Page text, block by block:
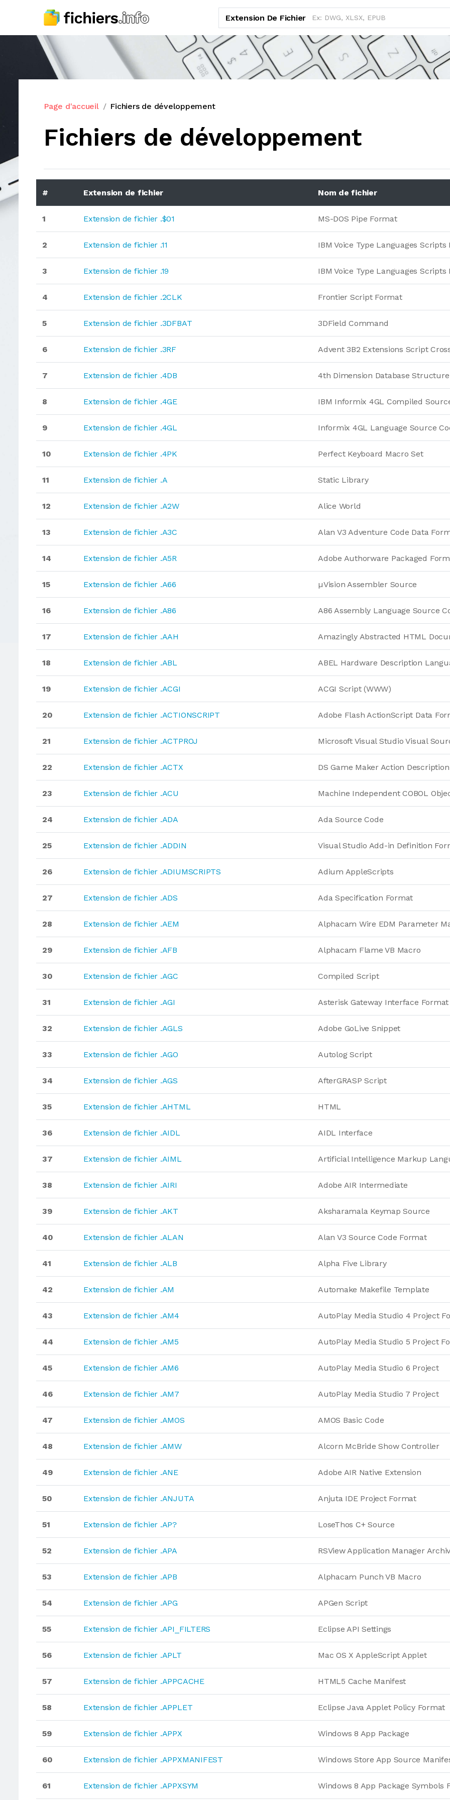
Extension De Fichier
Page d'accueil Fichiers de développement
Fichiers de développement
# Extension de fichier Nom de fichier
1 Extension de fichier .$01 MS-DOS Pipe Format
2 Extension de fichier .11 IBM Voice Type Languages Scripts
3 Extension de fichier .19 IBM Voice Type Languages Scripts
4 Extension de fichier .2CLK Frontier Script Format
5 Extension de fichier .3DFBAT 3DField Command
6 Extension de fichier .3RF Advent 3B2 Extensions Script
7 Extension de fichier .4DB 4th Dimension Database
8 Extension de fichier .4GE IBM Informix 4GL Compiled
9 Extension de fichier .4GL Informix 4GL Language Source
10 Extension de fichier .4PK Perfect Keyboard Macro Set
11 Extension de fichier .A Static Library
12 Extension de fichier .A2W Alice World
13 Extension de fichier .A3C Alan V3 Adventure Code Data
14 Extension de fichier .A5R Adobe Authorware Packaged
15 Extension de fichier .A66 µVision Assembler Source
16 Extension de fichier .A86 A86 Assembly Language Source
17 Extension de fichier .AAH Amazingly Abstracted HTML
18 Extension de fichier .ABL ABEL Hardware Description
19 Extension de fichier .ACGI ACGI Script (WWW)
20 Extension de fichier .ACTIONSCRIPT Adobe Flash ActionScript Data
21 Extension de fichier .ACTPROJ Microsoft Visual Studio Visual
22 Extension de fichier .ACTX DS Game Maker Action
23 Extension de fichier .ACU Machine Independent COBOL
24 Extension de fichier .ADA Ada Source Code
25 Extension de fichier .ADDIN Visual Studio Add-in Definition
26 Extension de fichier .ADIUMSCRIPTS Adium AppleScripts
27 Extension de fichier .ADS Ada Specification Format
28 Extension de fichier .AEM Alphacam Wire EDM Parameter
29 Extension de fichier .AFB Alphacam Flame VB Macro
30 Extension de fichier .AGC Compiled Script
31 Extension de fichier .AGI Asterisk Gateway Interface Format
32 Extension de fichier .AGLS Adobe GoLive Snippet
33 Extension de fichier .AGO Autolog Script
34 Extension de fichier .AGS AfterGRASP Script
35 Extension de fichier .AHTML HTML
36 Extension de fichier .AIDL AIDL Interface
37 Extension de fichier .AIML Artificial Intelligence Markup
38 Extension de fichier .AIRI Adobe AIR Intermediate
39 Extension de fichier .AKT Aksharamala Keymap Source
40 Extension de fichier .ALAN Alan V3 Source Code Format
41 Extension de fichier .ALB Alpha Five Library
42 Extension de fichier .AM Automake Makefile Template
43 Extension de fichier .AM4 AutoPlay Media Studio 4 Project
44 Extension de fichier .AM5 AutoPlay Media Studio 5 Project
45 Extension de fichier .AM6 AutoPlay Media Studio 6 Project
46 Extension de fichier .AM7 AutoPlay Media Studio 7 Project
47 Extension de fichier .AMOS AMOS Basic Code
48 Extension de fichier .AMW Alcorn McBride Show Controller
49 Extension de fichier .ANE Adobe AIR Native Extension
50 Extension de fichier .ANJUTA Anjuta IDE Project Format
51 Extension de fichier .AP? LoseThos C+ Source
52 Extension de fichier .APA RSView Application Manager
53 Extension de fichier .APB Alphacam Punch VB Macro
54 Extension de fichier .APG APGen Script
55 Extension de fichier .API_FILTERS Eclipse API Settings
56 Extension de fichier .APLT Mac OS X AppleScript Applet
57 Extension de fichier .APPCACHE HTML5 Cache Manifest
58 Extension de fichier .APPLET Eclipse Java Applet Policy Format
59 Extension de fichier .APPX Windows 8 App Package
60 Extension de fichier .APPXMANIFEST Windows Store App Source
61 Extension de fichier .APPXSYM Windows 8 App Package Symbols